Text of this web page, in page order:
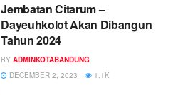
Jembatan Citarum –
Dayeuhkolot Akan Dibangun
Tahun 2024
BY ADMINKOTABANDUNG
DECEMBER 2, 2023
1.1K